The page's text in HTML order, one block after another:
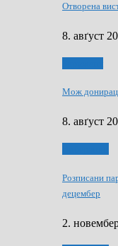
Отворена
8. авґуст
Мож донирац
8. авґуст
Розписани
децембер
2.